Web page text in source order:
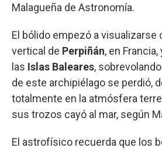
Malagueña de Astronomía.
El bólido empezó a visualizarse
vertical de Perpiñán, en
las Islas Baleares, sobrevolando
de este archipiélago se perdió,
totalmente en la atmósfera
sus trozos cayó al mar, según
El astrofísico recuerda que los